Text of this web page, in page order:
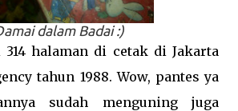
dalam Badai :)
halaman di cetak di Jakarta
tahun 1988. Wow, pantes ya
sudah menguning juga